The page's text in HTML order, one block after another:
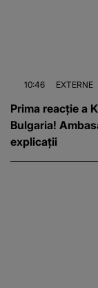
10:46 EXTERNE
Prima reacție a
Bulgaria!
explicații